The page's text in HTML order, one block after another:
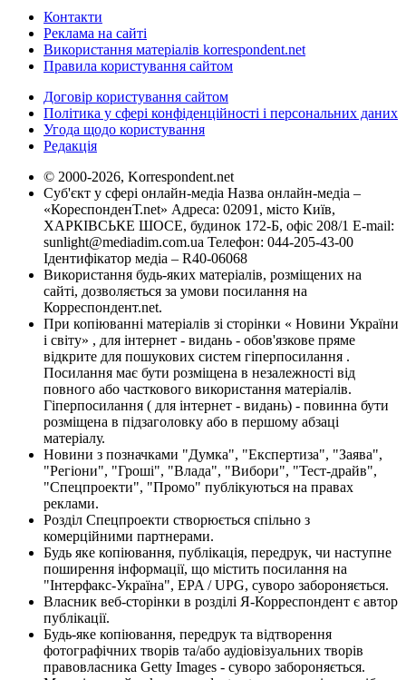
Контакти
Реклама на сайті
Використання матеріалів korrespondent.net
Правила користування сайтом
Договір користування сайтом
Політика у сфері конфіденційності і персональних даних
Угода щодо користування
Редакція
© 2000-2026, Korrespondent.net
Суб'єкт у сфері онлайн-медіа Назва онлайн-медіа –
«КореспонденТ.net» Адреса: 02091, місто Київ,
ХАРКІВСЬКЕ ШОСЕ, будинок 172-Б, офіс 208/1 E-mail:
sunlight@mediadim.com.ua Телефон: 044-205-43-00
Ідентифікатор медіа – R40-06068
Використання будь-яких матеріалів, розміщених на
сайті, дозволяється за умови посилання на
Корреспондент.net.
При копіюванні матеріалів зі сторінки « Новини України
і світу» , для інтернет - видань - обов'язкове пряме
відкрите для пошукових систем гіперпосилання .
Посилання має бути розміщена в незалежності від
повного або часткового використання матеріалів.
Гіперпосилання ( для інтернет - видань) - повинна бути
розміщена в підзаголовку або в першому абзаці
матеріалу.
Новини з позначками "Думка", "Експертиза", "Заява",
"Регіони", "Гроші", "Влада", "Вибори", "Тест-драйв",
"Спецпроекти", "Промо" публікуються на правах
реклами.
Розділ Спецпроекти створюється спільно з
комерційними партнерами.
Будь яке копіювання, публікація, передрук, чи наступне
поширення інформації, що містить посилання на
"Інтерфакс-Україна", EPA / UPG, суворо забороняється.
Власник веб-сторінки в розділі Я-Корреспондент є автор
публікації.
Будь-яке копіювання, передрук та відтворення
фотографічних творів та/або аудіовізуальних творів
правовласника Getty Images - суворо забороняється.